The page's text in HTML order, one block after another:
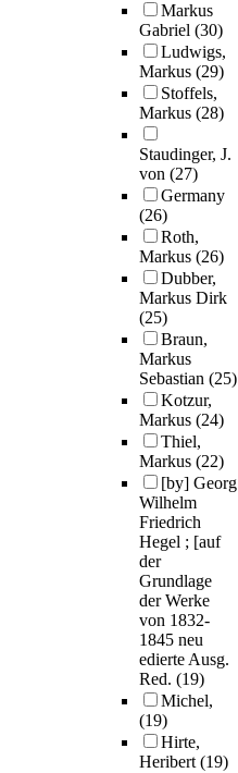
Markus
Gabriel (30)
Ludwigs,
Markus (29)
Stoffels,
Markus (28)
Staudinger, J.
von (27)
Germany
(26)
Roth,
Markus (26)
Dubber,
Markus Dirk
(25)
Braun,
Markus
Sebastian (25)
Kotzur,
Markus (24)
Thiel,
Markus (22)
[by] Georg
Wilhelm
Friedrich
Hegel ; [auf
der
Grundlage
der Werke
von 1832-
1845 neu
edierte Ausg.
Red. (19)
Michel,
(19)
Hirte,
Heribert(19)